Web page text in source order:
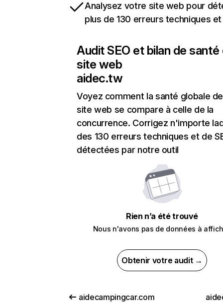
Analysez votre site web pour
plus de 130 erreurs techniques et
Audit SEO et bilan de santé
site web
aidec.tw
Voyez comment la santé globale
site web se compare à celle de la
concurrence. Corrigez n'importe
des 130 erreurs techniques et de
détectées par notre outil
Rien n’a été trouvé
Nous n'avons pas de données à
Obtenir votre audit →
aidecampingcar.com